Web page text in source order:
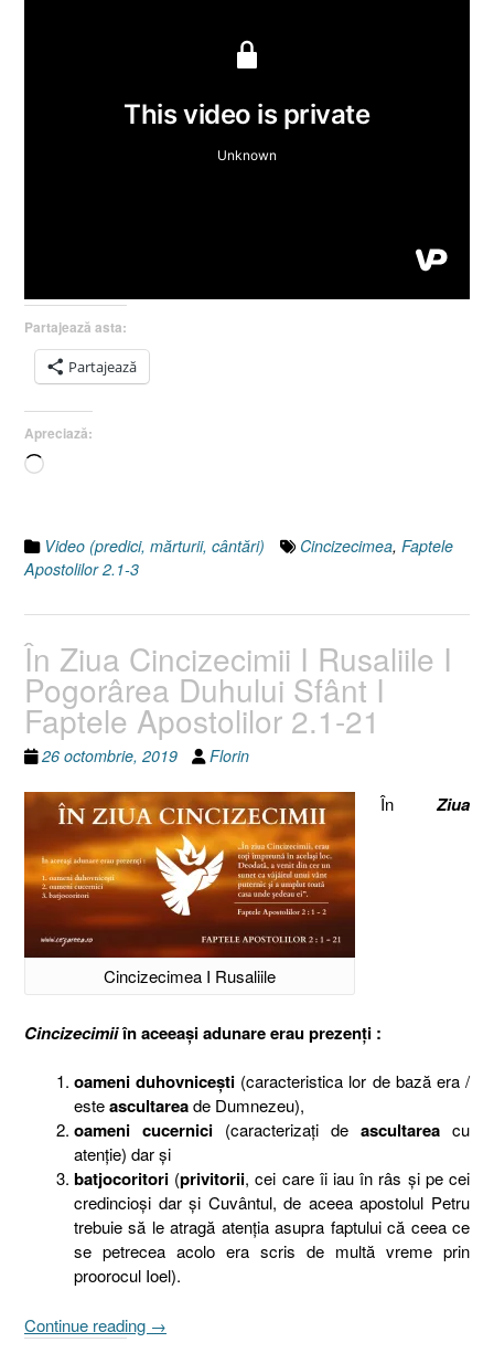
Partajează asta:
Partajează
Apreciază:
Încarc...
Video (predici, mărturii, cântări) Cincizecimea, Faptele
Apostolilor 2.1-3
În Ziua Cincizecimii I Rusaliile I
Pogorârea Duhului Sfânt I
Faptele Apostolilor 2.1-21
26 octombrie, 2019 Florin
Cincizecimea I Rusaliile
În Ziua
Cincizecimiiîn aceeaşi adunare erau prezenţi :
oameni duhovniceşti (caracteristica lor de bază era /
esteascultareade Dumnezeu),
oameni cucernici (caracterizaţi de ascultarea cu
atenţie) dar şi
batjocoritori (privitorii, cei care îi iau în râs şi pe cei
credincioşi dar şi Cuvântul, de aceea apostolul Petru
trebuie să le atragă atenţia asupra faptului că ceea ce
se petrecea acolo era scris de multă vreme prin
proorocul Ioel).
Continue reading „În
→